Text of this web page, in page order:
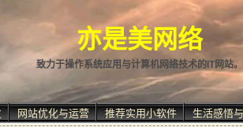
亦是美网络
致力于操作系统应用与计算机网络技术的IT网站。
网站优化与运营 推荐实用小软件 生活感悟